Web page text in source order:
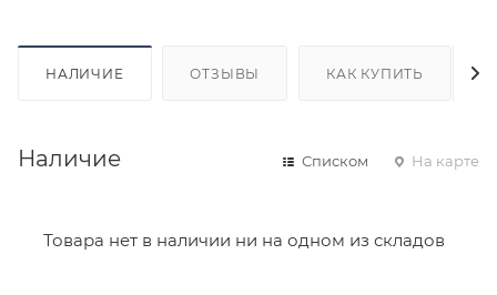
НАЛИЧИЕ ОТЗЫВЫ КАК КУПИТЬ
Наличие Списком На карте
Товара нет в наличии ни на одном из складов